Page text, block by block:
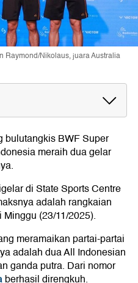
Raymond/Nikolaus, juara Australia
bulutangkis BWF Super
meraih dua gelar
di State Sports Centre
adalah rangkaian
(23/11/2025).
meramaikan partai-partai
adalah dua All Indonesian
ganda putra. Dari nomor
berhasil direngkuh.